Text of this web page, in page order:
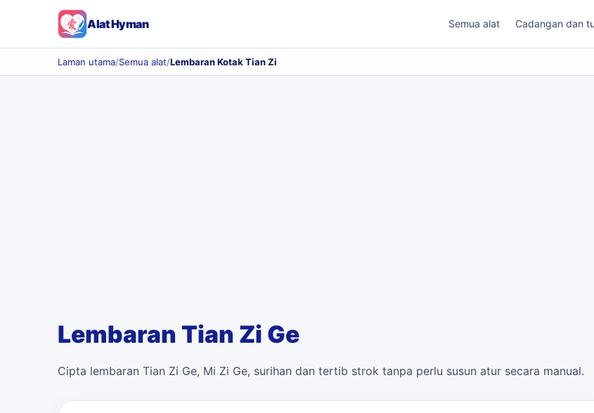
Alat Hyman Semua alat Cadangan dan
Laman utama/Semua alat/Lembaran Kotak Tian Zi
Lembaran Tian Zi Ge
Cipta lembaran Tian Zi Ge, Mi Zi Ge, surihan dan tertib strok tanpa perlu susun atur secara manual.